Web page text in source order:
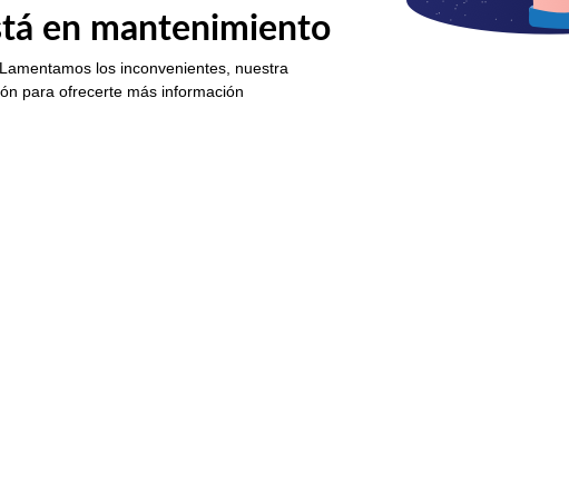
en mantenimiento
los inconvenientes, nuestra
para ofrecerte más información